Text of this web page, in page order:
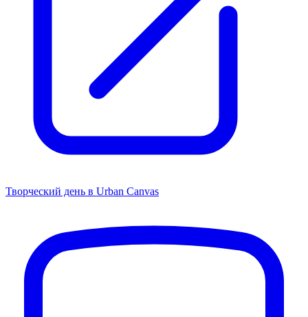
Творческий день в Urban Canvas